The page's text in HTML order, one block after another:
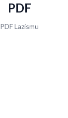
PDF
PDF Lazismu